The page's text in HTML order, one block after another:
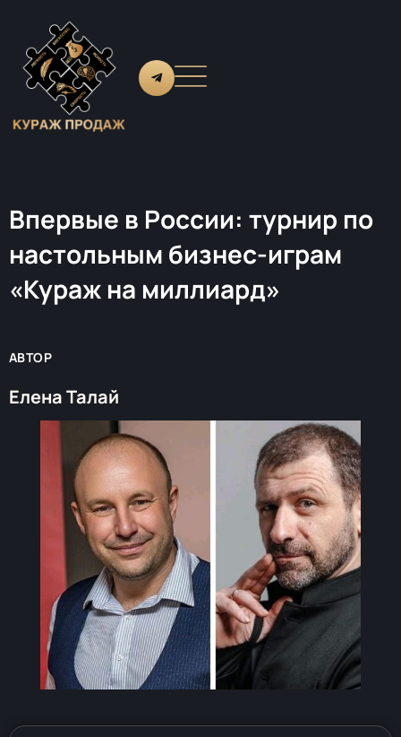
Впервые в России: турнир по
настольным бизнес-играм
«Кураж на миллиард»
АВТОР
Елена Талай